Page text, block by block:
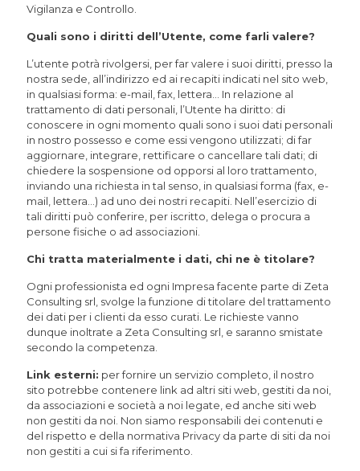
Vigilanza e Controllo.
Quali sono i diritti dell’Utente, come farli valere?
L’utente potrà rivolgersi, per far valere i suoi diritti, presso la
nostra sede, all’indirizzo ed ai recapiti indicati nel sito web,
in qualsiasi forma: e-mail, fax, lettera… In relazione al
trattamento di dati personali, l’Utente ha diritto: di
conoscere in ogni momento quali sono i suoi dati personali
in nostro possesso e come essi vengono utilizzati; di far
aggiornare, integrare, rettificare o cancellare tali dati; di
chiedere la sospensione od opporsi al loro trattamento,
inviando una richiesta in tal senso, in qualsiasi forma (fax, e-
mail, lettera…) ad uno dei nostri recapiti. Nell’esercizio di
tali diritti può conferire, per iscritto, delega o procura a
persone fisiche o ad associazioni.
Chi tratta materialmente i dati, chi ne è titolare?
Ogni professionista ed ogni Impresa facente parte di Zeta
Consulting srl, svolge la funzione di titolare del trattamento
dei dati per i clienti da esso curati. Le richieste vanno
dunque inoltrate a Zeta Consulting srl, e saranno smistate
secondo la competenza.
Link esterni: per fornire un servizio completo, il nostro
sito potrebbe contenere link ad altri siti web, gestiti da noi,
da associazioni e società a noi legate, ed anche siti web
non gestiti da noi. Non siamo responsabili dei contenuti e
del rispetto e della normativa Privacy da parte di siti da noi
non gestiti a cui si fa riferimento.